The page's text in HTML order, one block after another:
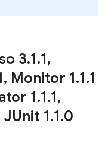
3.1.1,
, Monitor 1.1.1
1.1.1,
JUnit 1.1.0